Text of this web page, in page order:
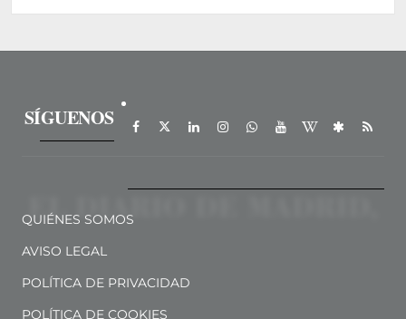
SÍGUENOS
QUIÉNES SOMOS
AVISO LEGAL
POLÍTICA DE PRIVACIDAD
POLÍTICA DE COOKIES